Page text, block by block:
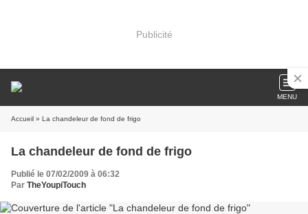
Publicité
MENU
Accueil » La chandeleur de fond de frigo
La chandeleur de fond de frigo
Publié le 07/02/2009 à 06:32
Par TheYoupiTouch